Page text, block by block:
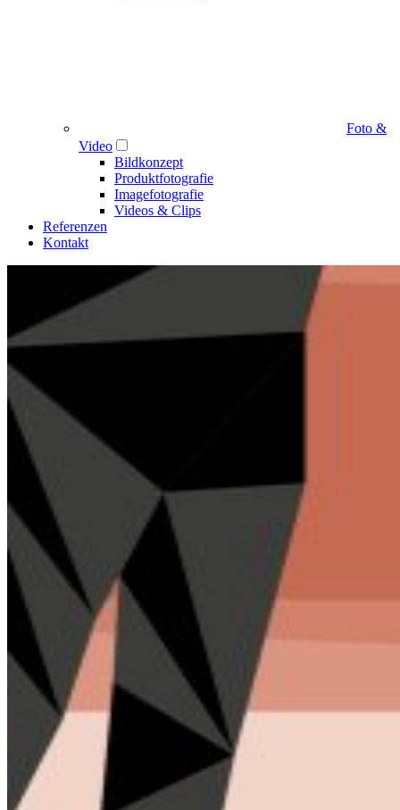
Foto &
Video
Bildkonzept
Produktfotografie
Imagefotografie
Videos & Clips
Referenzen
Kontakt